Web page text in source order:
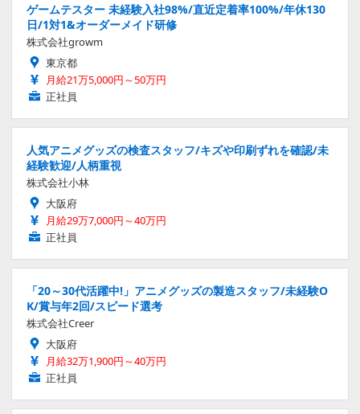
ゲームテスター 未経験入社98%/直近定着率100%/年休130
日/1対1&オーダーメイド研修
株式会社growm
東京都
月給21万5,000円～50万円
正社員
人気アニメグッズの検査スタッフ/キズや印刷ずれを確認/未
経験歓迎/人柄重視
株式会社小林
大阪府
月給29万7,000円～40万円
正社員
「20～30代活躍中!」アニメグッズの製造スタッフ/未経験O
K/賞与年2回/スピード選考
株式会社Creer
大阪府
月給32万1,900円～40万円
正社員